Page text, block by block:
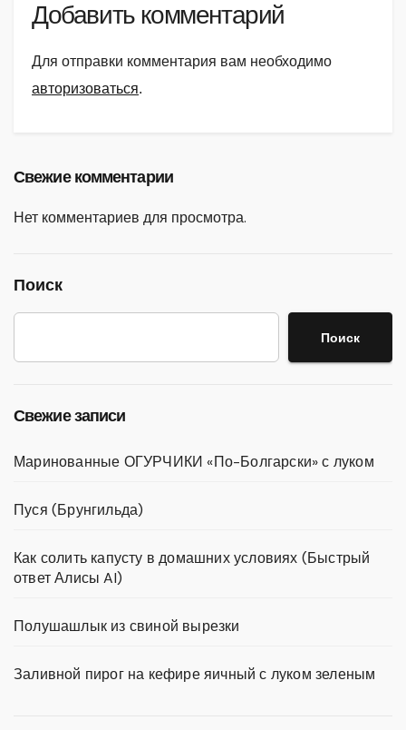
Добавить комментарий
Для отправки комментария вам необходимо
авторизоваться.
Свежие комментарии
Нет комментариев для просмотра.
Поиск
Поиск
Свежие записи
Маринованные ОГУРЧИКИ «По-Болгарски» с луком
Пуся (Брунгильда)
Как солить капусту в домашних условиях (Быстрый
ответ Алисы AI)
Полушашлык из свиной вырезки
Заливной пирог на кефире яичный с луком зеленым